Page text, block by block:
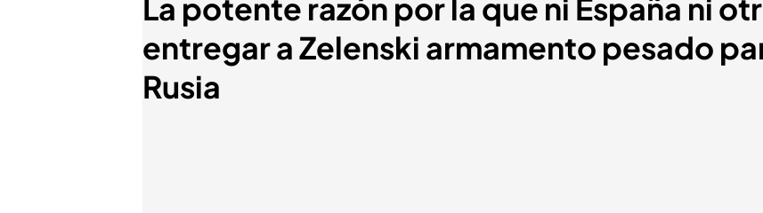
La potente razón por la que ni España ni
entregar a Zelenski armamento pesado
Rusia